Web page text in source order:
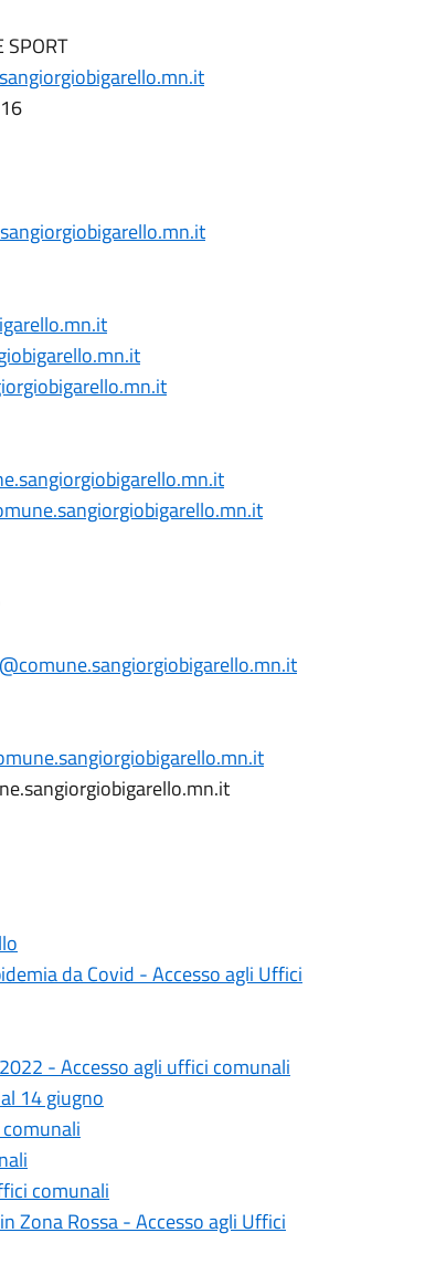
SPORT
da Covid - Accesso agli Uffici
- Accesso agli uffici comunali
14 giugno
comunali
comunali
Zona Rossa - Accesso agli Uffici